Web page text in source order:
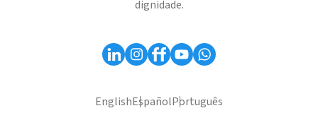
dignidade.
EnglishEspañolPortuguês